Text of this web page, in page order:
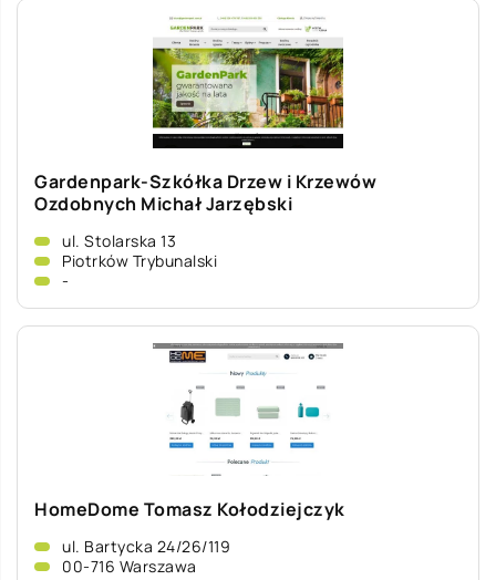
Gardenpark-Szkółka Drzew i Krzewów
Ozdobnych Michał Jarzębski
ul. Stolarska 13
Piotrków Trybunalski
-
HomeDome Tomasz Kołodziejczyk
ul. Bartycka 24/26/119
00-716 Warszawa